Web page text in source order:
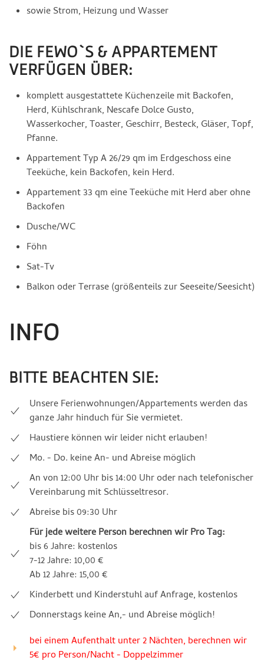
sowie Strom, Heizung und Wasser
DIE FEWO`S & APPARTEMENT
VERFÜGEN ÜBER:
komplett ausgestattete Küchenzeile mit Backofen,
Herd, Kühlschrank, Nescafe Dolce Gusto,
Wasserkocher, Toaster, Geschirr, Besteck, Gläser, Topf,
Pfanne.
Appartement Typ A 26/29 qm im Erdgeschoss eine
Teeküche, kein Backofen, kein Herd.
Appartement 33 qm eine Teeküche mit Herd aber ohne
Backofen
Dusche/WC
Föhn
Sat-Tv
Balkon oder Terrase (größenteils zur Seeseite/Seesicht)
INFO
BITTE BEACHTEN SIE:
Unsere Ferienwohnungen/Appartements werden das
ganze Jahr hinduch für Sie vermietet.
Haustiere können wir leider nicht erlauben!
Mo. - Do. keine An- und Abreise möglich
An von 12:00 Uhr bis 14:00 Uhr oder nach telefonischer
Vereinbarung mit Schlüsseltresor.
Abreise bis 09:30 Uhr
Für jede weitere Person berechnen wir Pro Tag:
bis 6 Jahre: kostenlos
7-12 Jahre: 10,00 €
Ab 12 Jahre: 15,00 €
Kinderbett und Kinderstuhl auf Anfrage, kostenlos
Donnerstags keine An,- und Abreise möglich!
bei einem Aufenthalt unter 2 Nächten, berechnen wir
5€ pro Person/Nacht - Doppelzimmer